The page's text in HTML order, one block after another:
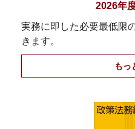
2026年
実務に即した必要最低限
きます。
もっ